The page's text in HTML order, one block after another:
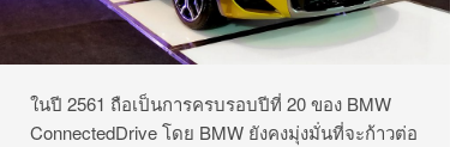
ในปี 2561 ถือเป็นการครบรอบปีที่ 20 ของ BMW
ConnectedDrive โดย BMW ยังคงมุ่งมั่นที่จะก้าวต่อ